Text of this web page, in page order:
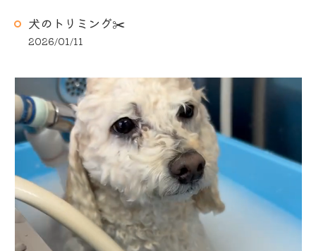
犬のトリミング✂️
2026/01/11